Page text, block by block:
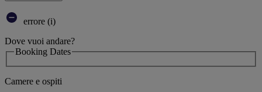
errore (i)
Dove vuoi andare?
Booking Dates
Camere e ospiti